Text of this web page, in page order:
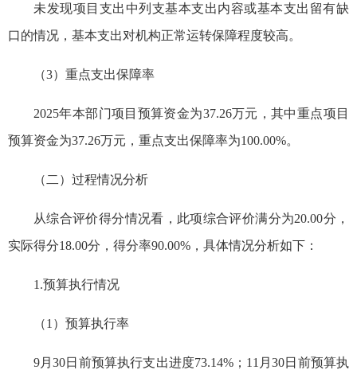
未发现项目支出中列支基本支出内容或基本支出留有缺
口的情况，基本支出对机构正常运转保障程度较高。
（3）重点支出保障率
2025年本部门项目预算资金为37.26万元，其中重点项目
预算资金为37.26万元，重点支出保障率为100.00%。
（二）过程情况分析
从综合评价得分情况看，此项综合评价满分为20.00分，
实际得分18.00分，得分率90.00%，具体情况分析如下：
1.预算执行情况
（1）预算执行率
9月30日前预算执行支出进度73.14%；11月30日前预算执